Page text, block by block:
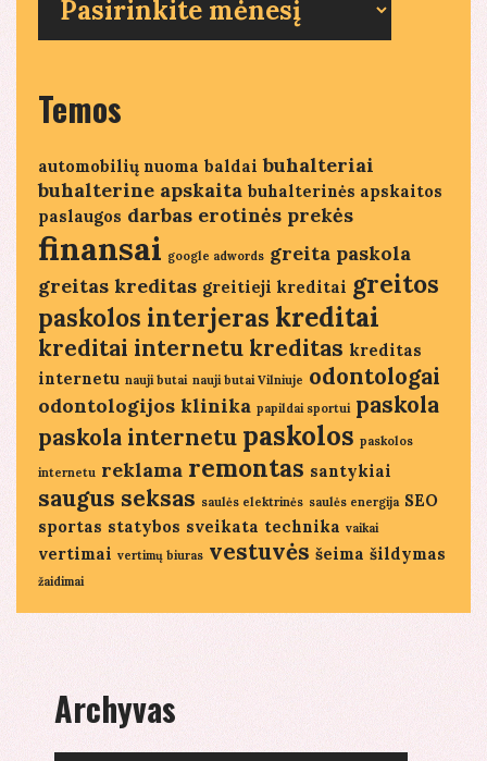
straipsniai
Temos
automobilių nuoma baldai buhalteriai
buhalterine apskaita buhalterinės apskaitos
paslaugos darbas erotinės prekės
finansai google adwords greita paskola
greitas kreditas greitieji kreditai greitos
paskolos interjeras kreditai
kreditai internetu kreditas kreditas
internetu nauji butai nauji butai Vilniuje odontologai
odontologijos klinika papildai sportui paskola
paskola internetu paskolos paskolos
internetu reklama remontas santykiai
saugus seksas saulės elektrinės saulės energija SEO
sportas statybos sveikata technika vaikai
vertimai vertimų biuras vestuvės šeima šildymas
žaidimai
Archyvas